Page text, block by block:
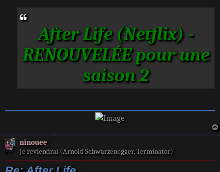
After Life (Netflix) -
RENOUVELÉE pour une
saison 2
ninouee
Je reviendrai (Arnold Schwarzenegger, Terminator)